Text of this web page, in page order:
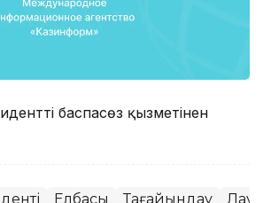
баспасөз қызметінен
Елбасы Тағайындау